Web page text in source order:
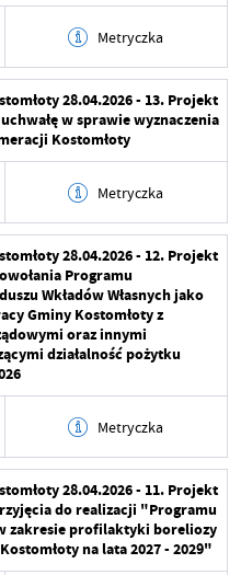
Maja Żurawek
2026-05-20 13:06:10
Maja Żurawek
Metryczka
2026-05-20 13:05:39
Maja Żurawek
28.04.2026 - 13. Projekt
w sprawie wyznaczenia
Kostomłoty
Metryczka
2026-04-23 10:20:27
2026-04-23 10:20:27
28.04.2026 - 12. Projekt
Programu
Wkładów Własnych jako
Gminy Kostomłoty z
oraz innymi
działalność pożytku
Metryczka
2026-04-23 10:19:27
28.04.2026 - 11. Projekt
do realizacji "Programu
zakresie profilaktyki boreliozy
na lata 2027 - 2029"